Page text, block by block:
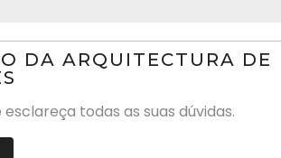
DA ARQUITECTURA DE
todas as suas dúvidas.